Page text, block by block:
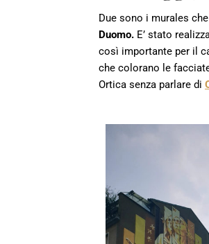
Due sono i murales
Duomo. E’ stato
così importante per il
che colorano le
Ortica senza parlare di